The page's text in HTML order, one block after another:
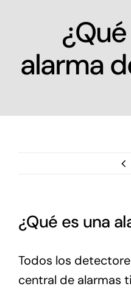
Control de Accesos
alarma
¿Qué es una
Todos los
central de alarmas